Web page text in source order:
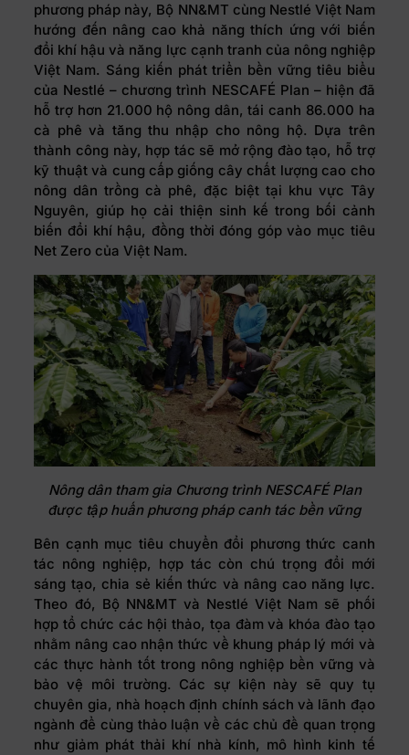
phương pháp này, Bộ NN&MT cùng Nestlé Việt Nam
hướng đến nâng cao khả năng thích ứng với biến
đổi khí hậu và năng lực cạnh tranh của nông nghiệp
Việt Nam. Sáng kiến phát triển bền vững tiêu biểu
của Nestlé – chương trình NESCAFÉ Plan – hiện đã
hỗ trợ hơn 21.000 hộ nông dân, tái canh 86.000 ha
cà phê và tăng thu nhập cho nông hộ. Dựa trên
thành công này, hợp tác sẽ mở rộng đào tạo, hỗ trợ
kỹ thuật và cung cấp giống cây chất lượng cao cho
nông dân trồng cà phê, đặc biệt tại khu vực Tây
Nguyên, giúp họ cải thiện sinh kế trong bối cảnh
biến đổi khí hậu, đồng thời đóng góp vào mục tiêu
Net Zero của Việt Nam.
Nông dân tham gia Chương trình NESCAFÉ Plan
được tập huấn phương pháp canh tác bền vững
Bên cạnh mục tiêu chuyển đổi phương thức canh
tác nông nghiệp, hợp tác còn chú trọng đổi mới
sáng tạo, chia sẻ kiến thức và nâng cao năng lực.
Theo đó, Bộ NN&MT và Nestlé Việt Nam sẽ phối
hợp tổ chức các hội thảo, tọa đàm và khóa đào tạo
nhằm nâng cao nhận thức về khung pháp lý mới và
các thực hành tốt trong nông nghiệp bền vững và
bảo vệ môi trường. Các sự kiện này sẽ quy tụ
chuyên gia, nhà hoạch định chính sách và lãnh đạo
ngành để cùng thảo luận về các chủ đề quan trọng
như giảm phát thải khí nhà kính, mô hình kinh tế